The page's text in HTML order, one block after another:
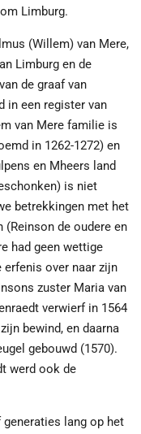
Limburg.
(Willem) van Mere,
Limburg en de
de graaf van
in een register van
van Mere familie is
in 1262-1272) en
en Mheers land
is niet
betrekkingen met het
(Reinson de oudere en
had geen wettige
erfenis over naar zijn
zuster Maria van
verwierf in 1564
bewind, en daarna
gebouwd (1570).
werd ook de
lang op het